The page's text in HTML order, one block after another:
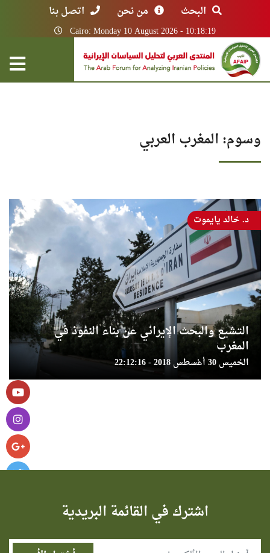
البحث من نحن اتصل بنا
Cairo: Monday 10 August 2026 - 10:18:19
وسوم: المغرب العربي
التشيع والبحث الإيراني عن بناء النفوذ في
المغرب
الخميس 30 أغسطس 2018 - 22:12:16
د. خالد يايموت
اشترك في القائمة البريدية